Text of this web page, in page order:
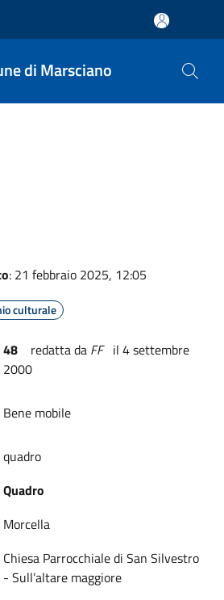
di Marsciano
: 21 febbraio 2025, 12:05
culturale
48 redatta da FF il 4 settembre
2000
Bene mobile
quadro
Quadro
Morcella
Chiesa Parrocchiale di San Silvestro
- Sull’altare maggiore